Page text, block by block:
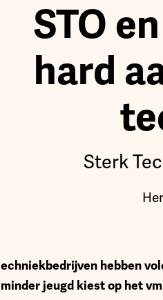
STO
hard
Sterk
echniekbedrijven hebben
minder jeugd kiest op het